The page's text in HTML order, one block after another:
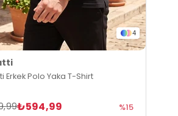
4
Erkek Polo Yaka T-Shirt
₺594,99 %15